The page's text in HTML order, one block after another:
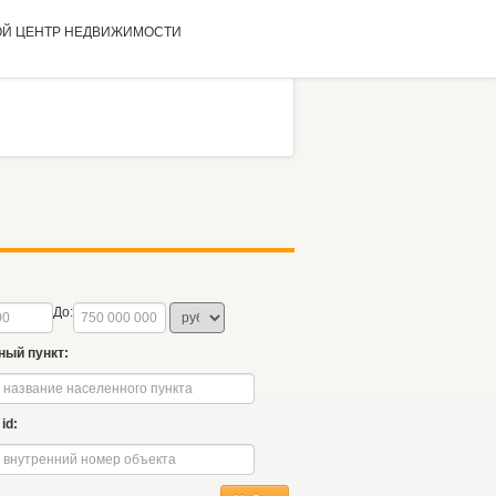
ЦЕНТР НЕДВИЖИМОСТИ
До:
пункт:
id: